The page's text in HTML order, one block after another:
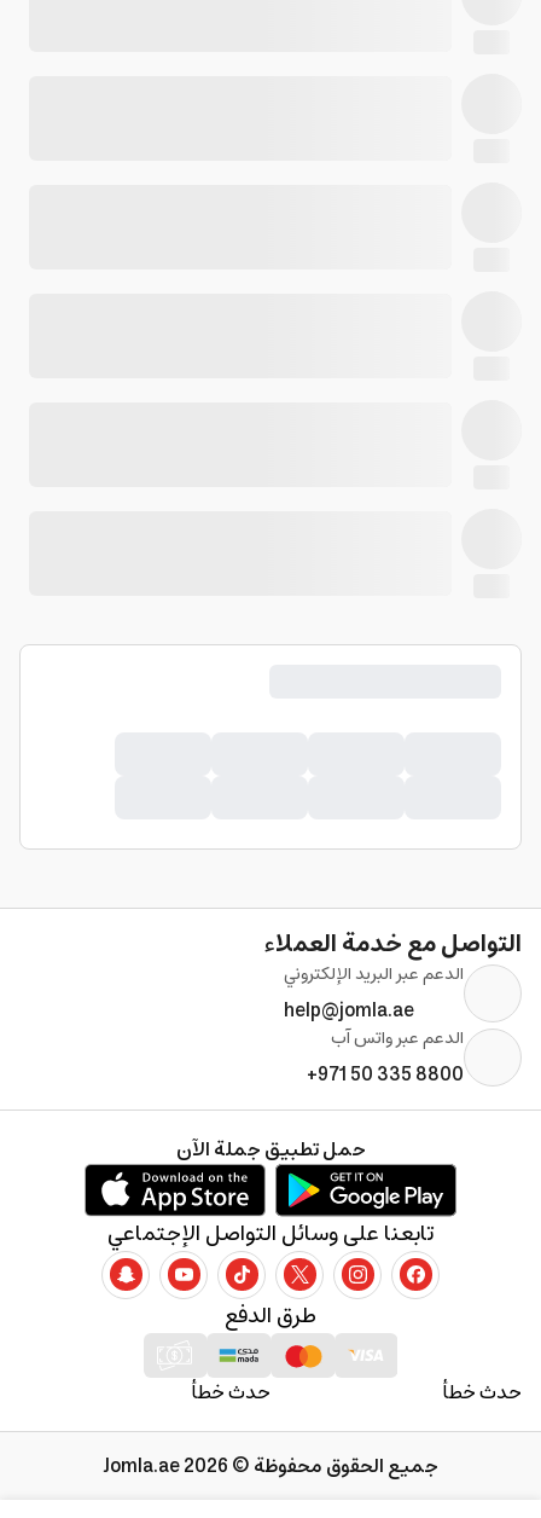
التواصل مع خدمة العملاء
الدعم عبر البريد الإلكتروني
help@jomla.ae
الدعم عبر واتس آب
+971 50 335 8800
حدث خطأ حدث خطأ
طرق الدفع
تابعنا على وسائل التواصل الإجتماعي
حمل تطبيق جملة الآن
جميع الحقوق محفوظة © 2026 Jomla.ae